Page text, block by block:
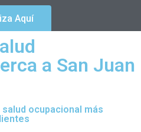
Aquí
a San Juan
ocupacional más